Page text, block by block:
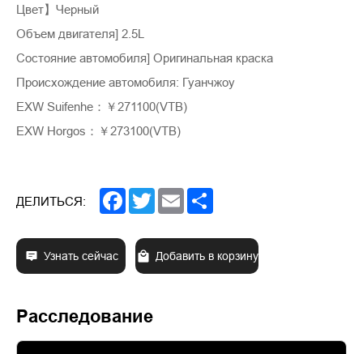
Цвет】Черный
Объем двигателя] 2.5L
Состояние автомобиля] Оригинальная краска
Происхождение автомобиля: Гуанчжоу
EXW Suifenhe：￥271100(VTB)
EXW Horgos：￥273100(VTB)
ДЕЛИТЬСЯ: Facebook
TwitterEmail
Узнать сейчас Добавить в корзину
Расследование